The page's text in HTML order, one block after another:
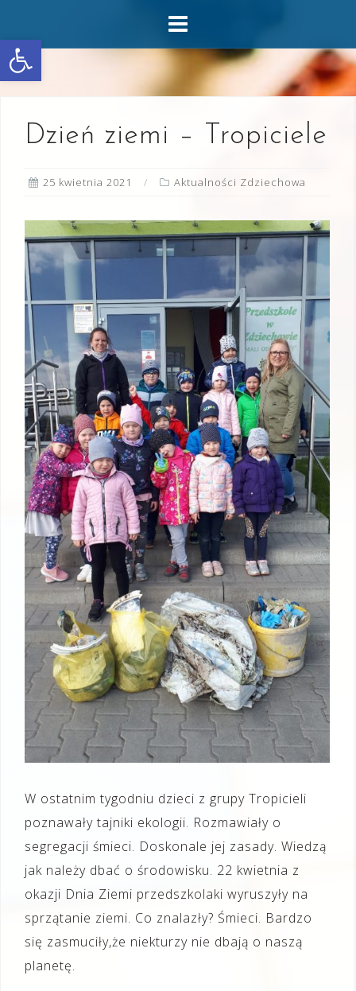
Otwórz pasek narzędzi
content
Dzień ziemi – Tropiciele
25 kwietnia 2021 Aktualności Zdziechowa
W ostatnim tygodniu dzieci z grupy Tropicieli
poznawały tajniki ekologii. Rozmawiały o
segregacji śmieci. Doskonale jej zasady. Wiedzą
jak należy dbać o środowisku. 22 kwietnia z
okazji Dnia Ziemi przedszkolaki wyruszyły na
sprzątanie ziemi. Co znalazły? Śmieci. Bardzo
się zasmuciły,że niekturzy nie dbają o naszą
planetę.